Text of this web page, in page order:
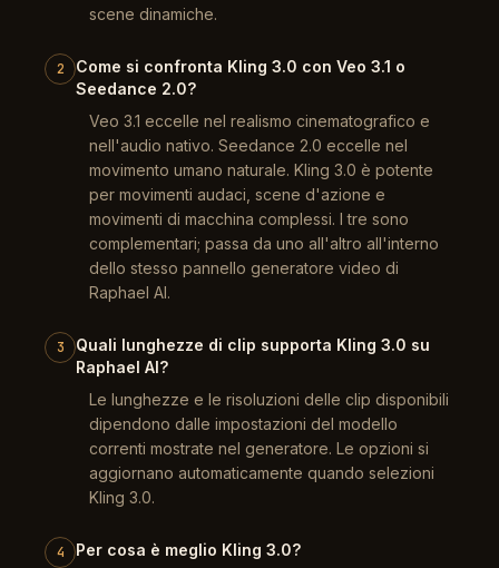
scene dinamiche.
2
Come si confronta Kling 3.0 con Veo 3.1 o
Seedance 2.0?
Veo 3.1 eccelle nel realismo cinematografico e
nell'audio nativo. Seedance 2.0 eccelle nel
movimento umano naturale. Kling 3.0 è potente
per movimenti audaci, scene d'azione e
movimenti di macchina complessi. I tre sono
complementari; passa da uno all'altro all'interno
dello stesso pannello generatore video di
Raphael AI.
3
Quali lunghezze di clip supporta Kling 3.0 su
Raphael AI?
Le lunghezze e le risoluzioni delle clip disponibili
dipendono dalle impostazioni del modello
correnti mostrate nel generatore. Le opzioni si
aggiornano automaticamente quando selezioni
Kling 3.0.
4 Per cosa è meglio Kling 3.0?